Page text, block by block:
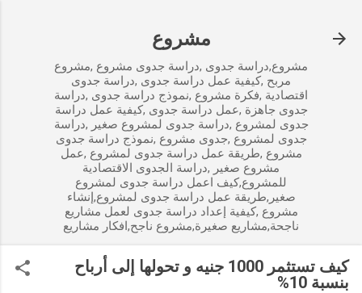
مشروع
مشروع,دراسة جدوى ,دراسة جدوى مشروع ,مشروع
مربح ,كيفية عمل دراسة جدوى ,دراسة جدوى
اقتصادية ,فكرة مشروع ,نموذج دراسة جدوى ,دراسة
جدوى جاهزة ,عمل دراسة جدوى ,كيفية عمل دراسة
جدوى لمشروع ,دراسة جدوى لمشروع صغير ,دراسة
جدوى لمشروع ,جدوى مشروع ,نموذج دراسة جدوى
مشروع ,طريقة عمل دراسة جدوى لمشروع ,عمل
مشروع صغير ,دراسة الجدوى الاقتصادية
للمشروع,كيف اعمل دراسة جدوى لمشروع
صغير,طريقة عمل دراسة جدوى لمشروع,إنشاء
مشروع ,كيفية إعداد دراسة جدوى لعمل مشاريع
ناجحة,مشاريع صغيرة,مشروع ناجح,افكار مشاريع
كيف تستثمر 1000 جنيه و تحولها إلى أرباح
بنسبة 10%